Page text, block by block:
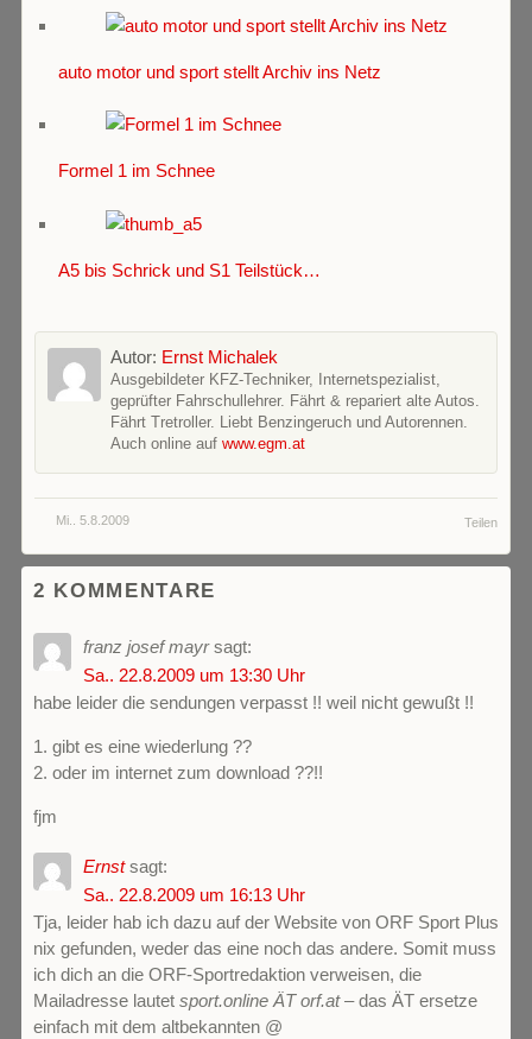
auto motor und sport stellt Archiv ins Netz
Formel 1 im Schnee
A5 bis Schrick und S1 Teilstück…
Autor: Ernst Michalek
Ausgebildeter KFZ-Techniker, Internetspezialist,
geprüfter Fahrschullehrer. Fährt & repariert alte Autos.
Fährt Tretroller. Liebt Benzingeruch und Autorennen.
Auch online auf www.egm.at
Teilen
Mi.. 5.8.2009
2 KOMMENTARE
franz josef mayr sagt:
Sa.. 22.8.2009 um 13:30 Uhr
habe leider die sendungen verpasst !! weil nicht gewußt !!
1. gibt es eine wiederlung ??
2. oder im internet zum download ??!!
fjm
Ernst sagt:
Sa.. 22.8.2009 um 16:13 Uhr
Tja, leider hab ich dazu auf der Website von ORF Sport Plus
nix gefunden, weder das eine noch das andere. Somit muss
ich dich an die ORF-Sportredaktion verweisen, die
Mailadresse lautet sport.online ÄT orf.at– das ÄT ersetze
einfach mit dem altbekannten @